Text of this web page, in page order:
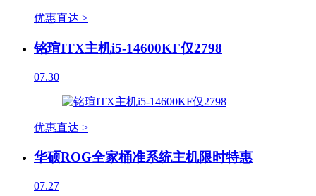
优惠直达 >
铭瑄ITX主机i5-14600KF仅2798
07.30
优惠直达 >
华硕ROG全家桶准系统主机限时特惠
07.27